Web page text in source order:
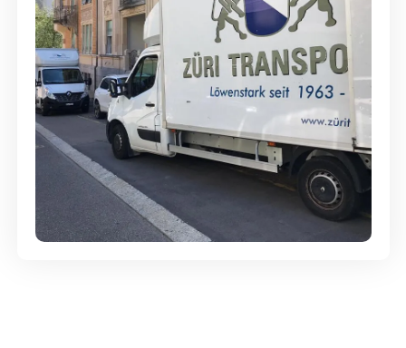
Günstige Umzüge - Hervorragender
Service